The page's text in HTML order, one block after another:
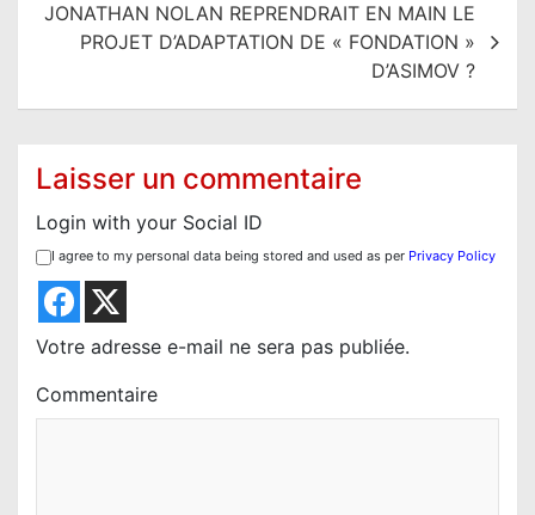
t
d
JONATHAN NOLAN REPRENDRAIT EN MAIN LE
PROJET D’ADAPTATION DE « FONDATION »
D’ASIMOV ?
Laisser un commentaire
Login with your Social ID
I agree to my personal data being stored and used as per Privacy Policy
Votre adresse e-mail ne sera pas publiée.
Commentaire